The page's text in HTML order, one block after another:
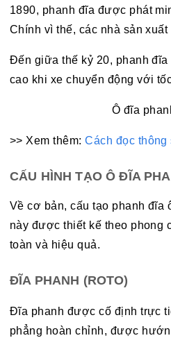
1890, phanh đĩa được phát
Chính vì thế, các nhà sản
Đến giữa thế kỷ 20, phanh
cao khi xe chuyển động với
Ô đĩa
>> Xem thêm:Cách đọc
CẤU HÌNH TẠO Ô ĐĨA
Về cơ bản, cấu tạo phanh đĩa
này được thiết kế theo phong
toàn và hiệu quả.
ĐĨA PHANH (ROTO)
Đĩa phanh được cố định trực
phẳng hoàn chỉnh, được